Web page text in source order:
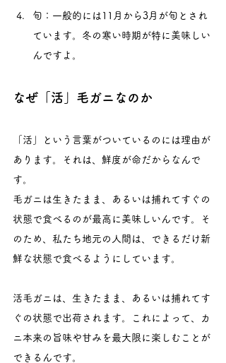
旬：一般的には11月から3月が旬とされ
ています。冬の寒い時期が特に美味しい
んですよ。
なぜ「活」毛ガニなのか
「活」という言葉がついているのには理由が
あります。それは、鮮度が命だからなんで
す。
毛ガニは生きたまま、あるいは捕れてすぐの
状態で食べるのが最高に美味しいんです。そ
のため、私たち地元の人間は、できるだけ新
鮮な状態で食べるようにしています。
活毛ガニは、生きたまま、あるいは捕れてす
ぐの状態で出荷されます。これによって、カ
ニ本来の旨味や甘みを最大限に楽しむことが
できるんです。